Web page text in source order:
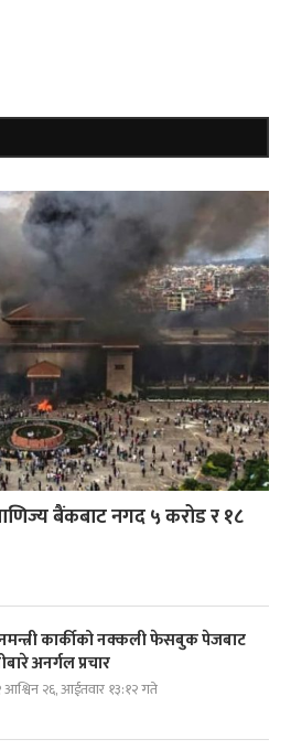
वाणिज्य बैंकबाट नगद ५ करोड र १८
कार्कीको नक्कली फेसबुक पेजबाट
अनर्गल प्रचार
आश्विन २६, आईतवार १३:१२ गते